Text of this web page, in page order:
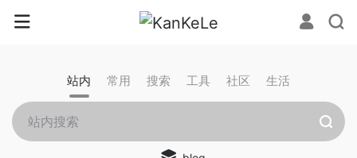
站内 常用 搜索 工具 社区 生活